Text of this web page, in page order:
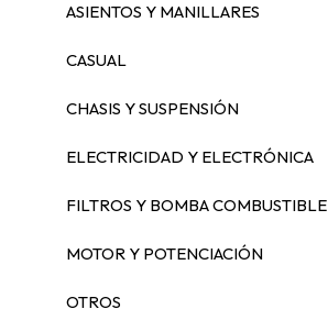
ASIENTOS Y MANILLARES
CASUAL
CHASIS Y SUSPENSIÓN
ELECTRICIDAD Y ELECTRÓNICA
FILTROS Y BOMBA COMBUSTIBLE
MOTOR Y POTENCIACIÓN
OTROS